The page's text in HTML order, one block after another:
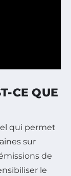
CE QUE
qui permet
sur
de
le